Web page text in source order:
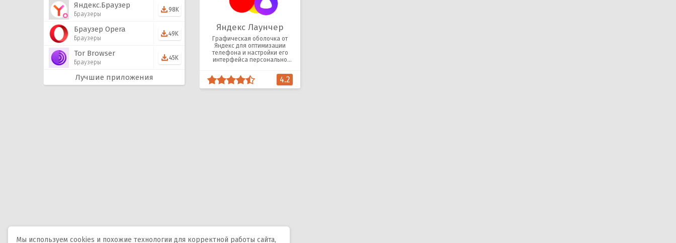
Яндекс.Браузер
Браузеры
98K
Браузер Opera
Браузеры
49K
Tor Browser
Браузеры
45K
Лучшие приложения
Яндекс Лаунчер
Графическая оболочка от
Яндекс для оптимизации
телефона и настройки его
интерфейса персонально
4.2
Мы используем cookies и похожие технологии для корректной работы сайта,